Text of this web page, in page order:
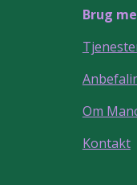
Brug
Om
Kontakt